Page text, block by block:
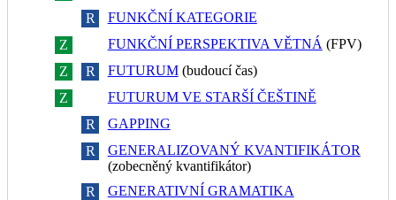
R
FUNKČNÍ KATEGORIE
Z
FUNKČNÍ PERSPEKTIVA VĚTNÁ (FPV)
Z
R FUTURUM(budoucí čas)
Z
FUTURUM VE STARŠÍ ČEŠTINĚ
R
GAPPING
R
GENERALIZOVANÝ KVANTIFIKÁTOR
(zobecněný kvantifikátor)
R
GENERATIVNÍ GRAMATIKA